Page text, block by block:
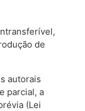
de
autorais
parcial, a
(Lei